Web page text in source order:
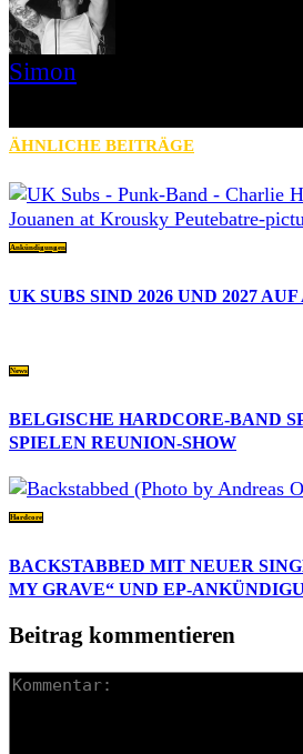
Simon
ÄHNLICHE BEITRÄGE
Ankündigungen
UK SUBS SIND 2026 UND 2027
News
BELGISCHE HARDCORE-BAND
SPIELEN REUNION-SHOW
Hardcore
BACKSTABBED MIT NEUER
MY GRAVE“ UND EP-
Beitrag kommentieren